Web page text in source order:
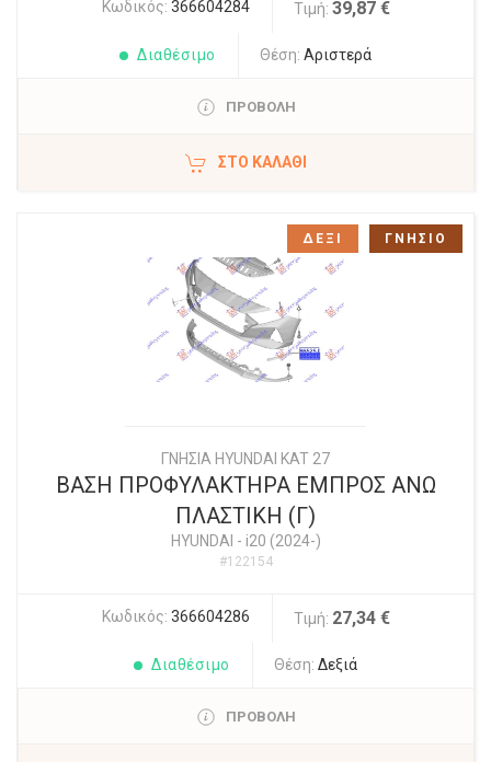
Κωδικός: 366604284 Τιμή: 39,87 €
Διαθέσιμο Θέση: Αριστερά
ΠΡΟΒΟΛΗ
ΣΤΟ ΚΑΛΆΘΙ
ΓΝΗΣΙΑ HYUNDAI KAT 27
ΒΑΣΗ ΠΡΟΦΥΛΑΚΤΗΡΑ ΕΜΠΡΟΣ ΑΝΩ
ΠΛΑΣΤΙΚΗ (Γ)
HYUNDAI - i20 (2024-)
#122154
Κωδικός: 366604286 Τιμή: 27,34 €
Διαθέσιμο Θέση: Δεξιά
ΠΡΟΒΟΛΗ
ΔΕΞΙ ΓΝΗΣΙΟ